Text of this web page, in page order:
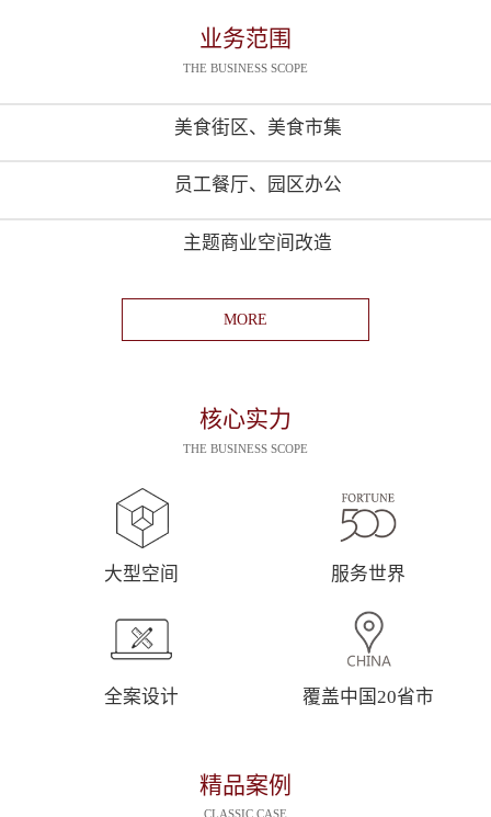
业务范围
THE BUSINESS SCOPE
美食街区、美食市集
员工餐厅、园区办公
主题商业空间改造
MORE
核心实力
THE BUSINESS SCOPE
大型空间 服务世界
全案设计 覆盖中国20省市
精品案例
CLASSIC CASE